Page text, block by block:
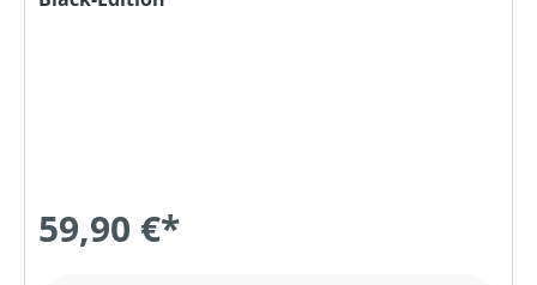
59,90 €*